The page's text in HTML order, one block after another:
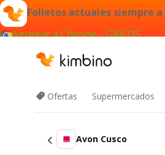
Folletos actuales siempre
Agregar a Chrome - GRATIS
Ofertas Supermercados
Avon Cusco